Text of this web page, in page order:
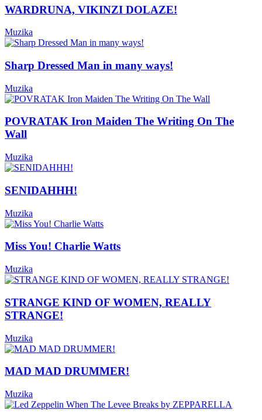
WARDRUNA, VIKINZI DOLAZE!
Muzika
Sharp Dressed Man in many ways!
Muzika
POVRATAK Iron Maiden The Writing On The
Wall
Muzika
SENIDAHHH!
Muzika
Miss You! Charlie Watts
Muzika
STRANGE KIND OF WOMEN, REALLY
STRANGE!
Muzika
MAD MAD DRUMMER!
Muzika